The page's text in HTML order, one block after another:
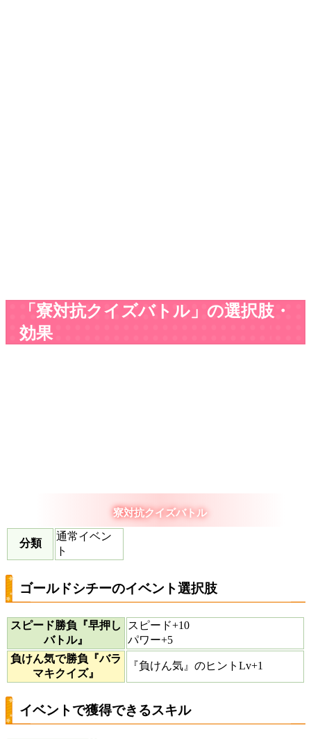
「寮対抗クイズバトル」の選択肢・
効果
寮対抗クイズバトル
分類
通常イベン
ト
ゴールドシチーのイベント選択肢
スピード勝負『早押し
バトル』
スピード+10
パワー+5
負けん気で勝負『バラ
マキクイズ』
『負けん気』のヒントLv+1
イベントで獲得できるスキル